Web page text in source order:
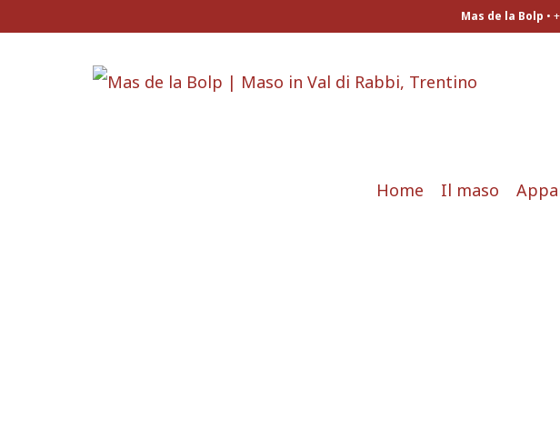
Mas de la Bolp •
Home Il maso